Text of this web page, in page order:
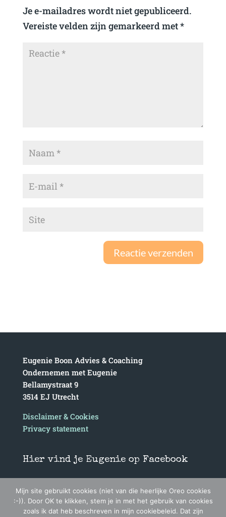
Je e-mailadres wordt niet gepubliceerd.
Vereiste velden zijn gemarkeerd met*
Eugenie Boon Advies & Coaching
Ondernemen met Eugenie
Bellamystraat 9
3514 EJ Utrecht
Disclaimer & Cookies
Privacy statement
Hier vind je Eugenie op Facebook
Mijn site gebruikt cookies (niet van die heerlijke Oreo cookies
:-)). Door OK te klikken, stem je in met het gebruik van cookies
zoals ik dat heb beschreven in mijn cookiebeleid. Dat zijn